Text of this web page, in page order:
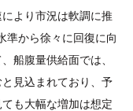
より市況は軟調に推
準から徐々に回復に向
船腹量供給面では、
見込まれており、予
も大幅な増加は想定